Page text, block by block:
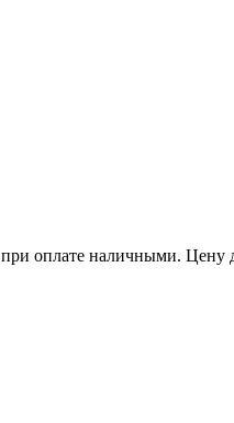
оплате наличными.